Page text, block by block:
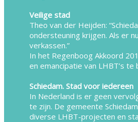
Veilige stad
Theo van der Heijden:
ondersteuning krijgen. Als er
verkassen.”
In het Regenboog Akkoord
en emancipatie van LHBT’s
Schiedam. Stad voor iedereen
In Nederland is er geen
te zijn. De gemeente
diverse LHBT-projecten en